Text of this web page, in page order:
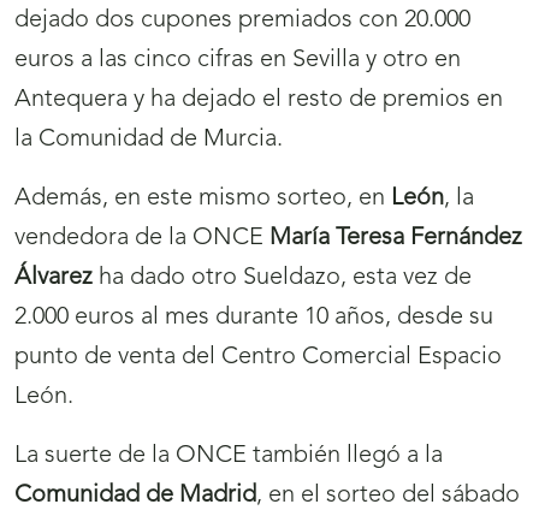
dejado dos cupones premiados con 20.000
euros a las cinco cifras en Sevilla y otro en
Antequera y ha dejado el resto de premios en
la Comunidad de Murcia.
Además, en este mismo sorteo, en León, la
vendedora de la ONCE María Teresa Fernández
Álvarez ha dado otro Sueldazo, esta vez de
2.000 euros al mes durante 10 años, desde su
punto de venta del Centro Comercial Espacio
León.
La suerte de la ONCE también llegó a la
Comunidad de Madrid, en el sorteo del sábado